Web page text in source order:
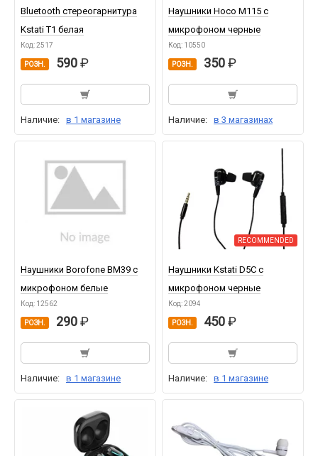
Bluetooth стереогарнитура
Kstati T1 белая
Код: 2517
РОЗН. 590
Наличие: в 1 магазине
Наушники Hoco M115 с
микрофоном черные
Код: 10550
РОЗН. 350
Наличие: в 3 магазинах
Наушники Borofone BM39 с
микрофоном белые
Код: 12562
РОЗН. 290
Наличие: в 1 магазине
RECOMMENDED
Наушники Kstati D5C с
микрофоном черные
Код: 2094
РОЗН. 450
Наличие: в 1 магазине